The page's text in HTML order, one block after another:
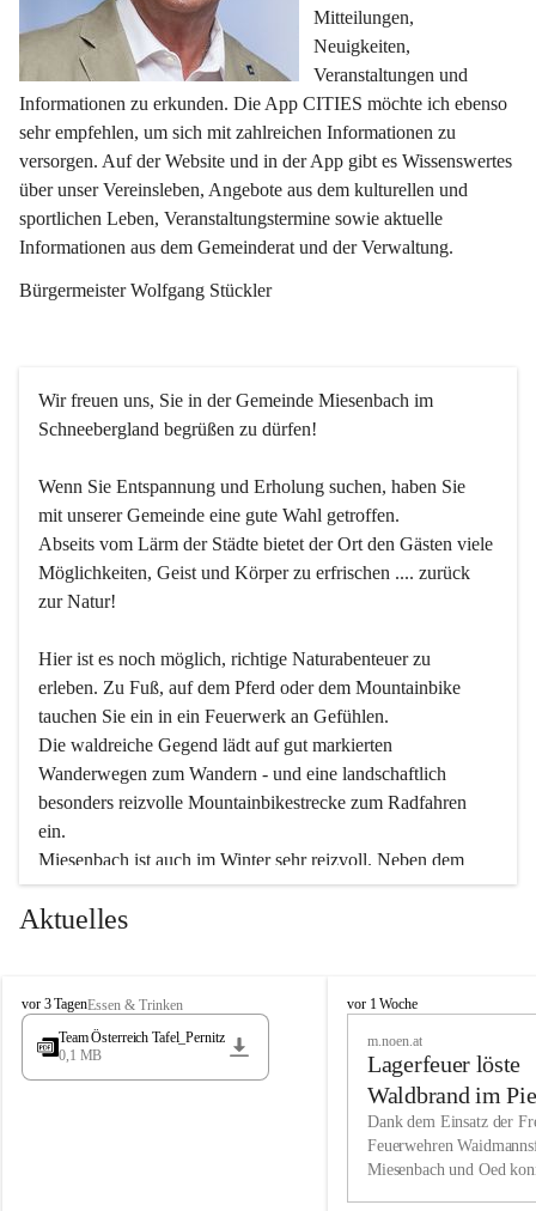
Mitteilungen,
Neuigkeiten,
Veranstaltungen und
Informationen zu erkunden. Die App CITIES möchte ich ebenso
sehr empfehlen, um sich mit zahlreichen Informationen zu
versorgen. Auf der Website und in der App gibt es Wissenswertes
über unser Vereinsleben, Angebote aus dem kulturellen und
sportlichen Leben, Veranstaltungstermine sowie aktuelle
Informationen aus dem Gemeinderat und der Verwaltung.
Bürgermeister Wolfgang Stückler
Wir freuen uns, Sie in der Gemeinde Miesenbach im
Schneebergland begrüßen zu dürfen!
Wenn Sie Entspannung und Erholung suchen, haben Sie
mit unserer Gemeinde eine gute Wahl getroffen.
Abseits vom Lärm der Städte bietet der Ort den Gästen viele
Möglichkeiten, Geist und Körper zu erfrischen .... zurück
zur Natur!
Hier ist es noch möglich, richtige Naturabenteuer zu
erleben. Zu Fuß, auf dem Pferd oder dem Mountainbike
tauchen Sie ein in ein Feuerwerk an Gefühlen.
Die waldreiche Gegend lädt auf gut markierten
Wanderwegen zum Wandern - und eine landschaftlich
besonders reizvolle Mountainbikestrecke zum Radfahren
ein.
Miesenbach ist auch im Winter sehr reizvoll. Neben dem
Eisstockschießen gibt es auf dem nahe gelegenen Unterberg
wunderschöne Naturschneepisten, die zum Schifahren oder
vielfältige Angebot unserer Kulturvereine.
Überzeugen Sie sich selbst, dass Sie in Miesenbach sowie
in den Beherbergungsbetrieben, Gaststätten und urigen
Wir kennen Miesenbach als lebens- und liebenswerten Ort.
Tradition und Innovation werden ebenso groß geschrieben
Aktuelles
M
i
s
vor 3 TagenEssen & Trinken
Team Österreich Tafel_Pernitz
0,1 MB
M
h
vor 1 Woche
m.noen.at
Lagerfeuer löste
Waldbrand im
aus
Dank dem Einsatz der
Feuerwehren
Miesenbach und Oed